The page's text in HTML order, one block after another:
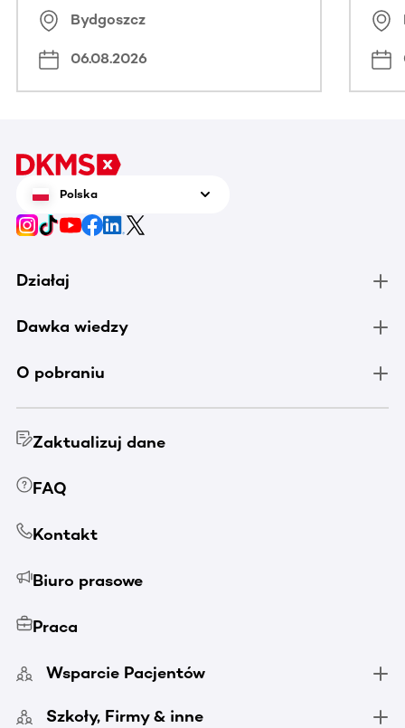
Bydgoszcz
06.08.2026
Polska
Działaj
Dawka wiedzy
O pobraniu
Zaktualizuj dane
FAQ
Kontakt
Biuro prasowe
Praca
Wsparcie Pacjentów
Szkoły, Firmy & inne